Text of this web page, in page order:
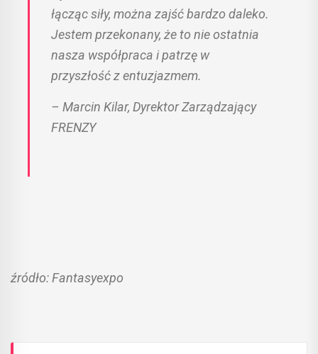
łącząc siły, można zajść bardzo daleko.
Jestem przekonany, że to nie ostatnia
nasza współpraca i patrzę w
przyszłość z entuzjazmem.
– Marcin Kilar, Dyrektor Zarządzający
FRENZY
źródło: Fantasyexpo